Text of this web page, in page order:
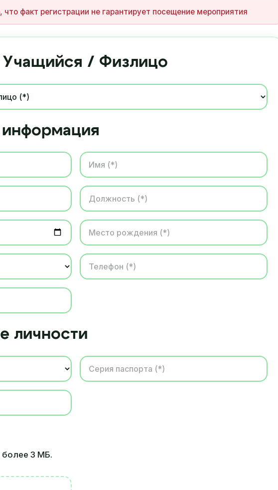
факт регистрации не гарантирует посещение мероприятия
Учащийся / Физлицо
личности
более 3 МБ.